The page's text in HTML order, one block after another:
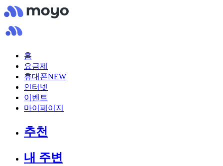
홈
요금제
휴대폰NEW
인터넷
이벤트
마이페이지
추천
내 주변